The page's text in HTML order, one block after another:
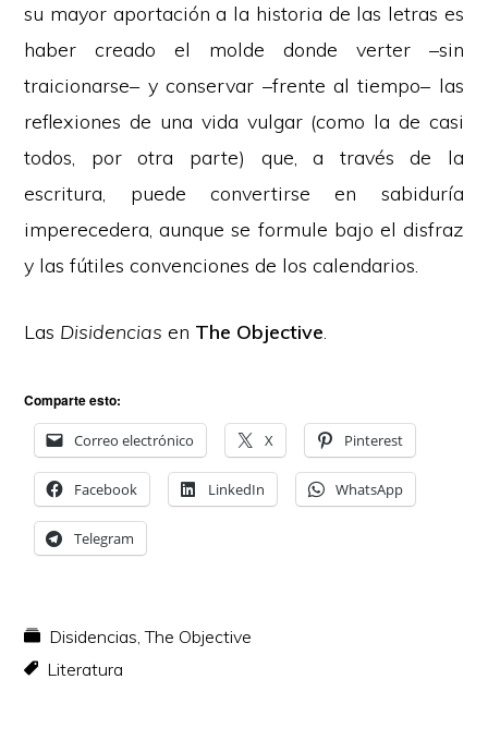
su mayor aportación a la historia de las letras es
haber creado el molde donde verter –sin
traicionarse– y conservar –frente al tiempo– las
reflexiones de una vida vulgar (como la de casi
todos, por otra parte) que, a través de la
escritura, puede convertirse en sabiduría
imperecedera, aunque se formule bajo el disfraz
y las fútiles convenciones de los calendarios.
Las Disidencias en The Objective.
Comparte esto:
Correo electrónico X Pinterest
Facebook LinkedIn WhatsApp
Telegram
Disidencias,The Objective
Literatura